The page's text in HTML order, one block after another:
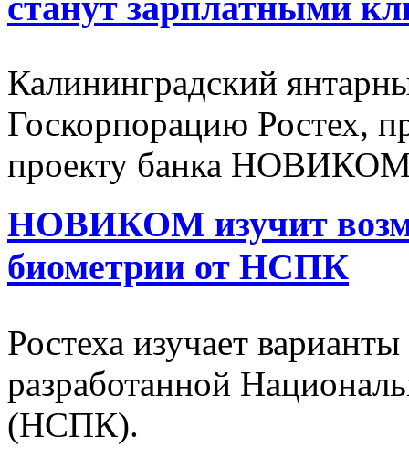
Калининградский
Госкорпорацию Ростех,
проекту банка
НОВИКОМ изучит
биометрии от НСПК
Ростеха изучает
разработанной
(НСПК).